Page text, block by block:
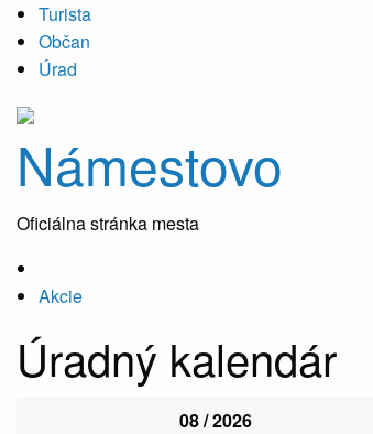
Turista
Občan
Úrad
Námestovo
Oficiálna stránka mesta
Akcie
Úradný kalendár
08 / 2026